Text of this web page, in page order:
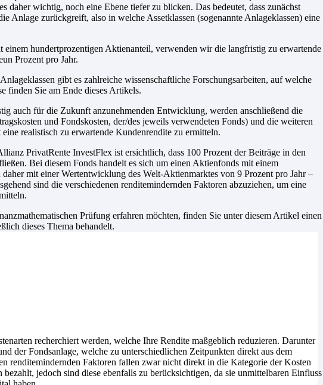
daher wichtig, noch eine Ebene tiefer zu blicken. Das bedeutet, dass zunächst
Anlage zurückgreift, also in welche Assetklassen (sogenannte Anlageklassen) eine
hundertprozentigen Aktienanteil, verwenden wir die langfristig zu erwartende
Prozent pro Jahr.
gibt es zahlreiche wissenschaftliche Forschungsarbeiten, auf welche
finden Sie am Ende dieses Artikels.
auch für die Zukunft anzunehmenden Entwicklung, werden anschließend die
und Fondskosten, der/des jeweils verwendeten Fonds) und die weiteren
realistisch zu erwartende Kundenrendite zu ermitteln.
PrivatRente InvestFlex ist ersichtlich, dass 100 Prozent der Beiträge in den
Bei diesem Fonds handelt es sich um einen Aktienfonds mit einem
mit einer Wertentwicklung des Welt-Aktienmarktes von 9 Prozent pro Jahr –
sind die verschiedenen renditemindernden Faktoren abzuziehen, um eine
Prüfung erfahren möchten, finden Sie unter diesem Artikel einen
dieses Thema behandelt.
recherchiert werden, welche Ihre Rendite maßgeblich reduzieren. Darunter
der Fondsanlage, welche zu unterschiedlichen Zeitpunkten direkt aus dem
renditemindernden Faktoren fallen zwar nicht direkt in die Kategorie der Kosten
jedoch sind diese ebenfalls zu berücksichtigen, da sie unmittelbaren Einfluss